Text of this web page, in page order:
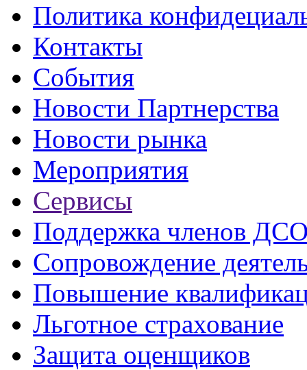
Политика
Контакты
События
Новости Партнерства
Новости рынка
Мероприятия
Сервисы
Поддержка членов
Сопровождение
Повышение
Льготное страхование
Защита оценщиков